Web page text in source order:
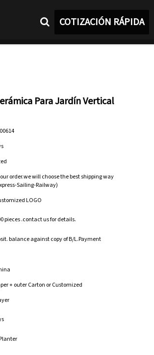
COTIZACIÓN RÁPIDA
Para Jardín Vertical
order.we will choose the best shipping way
Sailing-Railway)
LOGO
pieces .contact us for details.
balance against copy of B/L.Payment
+ outer Carton or Customized